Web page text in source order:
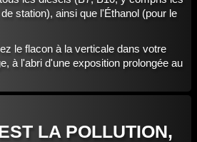
station), ainsi que l'Éthanol (pour le
le flacon à la verticale dans votre
à l'abri d'une exposition prolongée au
LA POLLUTION,